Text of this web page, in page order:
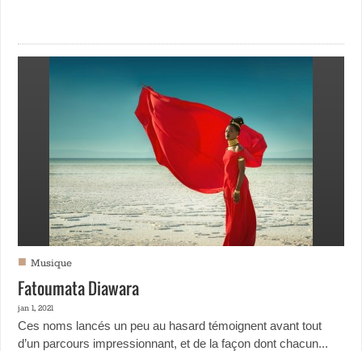
■ Musique
Fatoumata Diawara
jan 1, 2021
Ces noms lancés un peu au hasard témoignent avant tout
d’un parcours impressionnant, et de la façon dont chacun...